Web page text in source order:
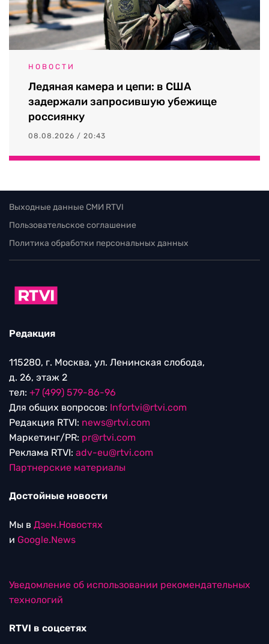
НОВОСТИ
Ледяная камера и цепи: в США
задержали запросившую убежище
россиянку
08.08.2026 / 20:43
Выходные данные СМИ RTVI
Пользовательское соглашение
Политика обработки персональных данных
Редакция
115280, г. Москва, ул. Ленинская слобода,
д. 26, этаж 2
тел: +7 (499) 579-86-96
Для общих вопросов: Infortvi@rtvi.com
Редакция RTVI: news@rtvi.com
Маркетинг/PR: pr@rtvi.com
Реклама RTVI: adv-eu@rtvi.com
Партнерские материалы
Достойные новости
Мы в Дзен.Новостях
и Google.News
Уведомление об использовании рекомендательных
технологий
RTVI в соцсетях